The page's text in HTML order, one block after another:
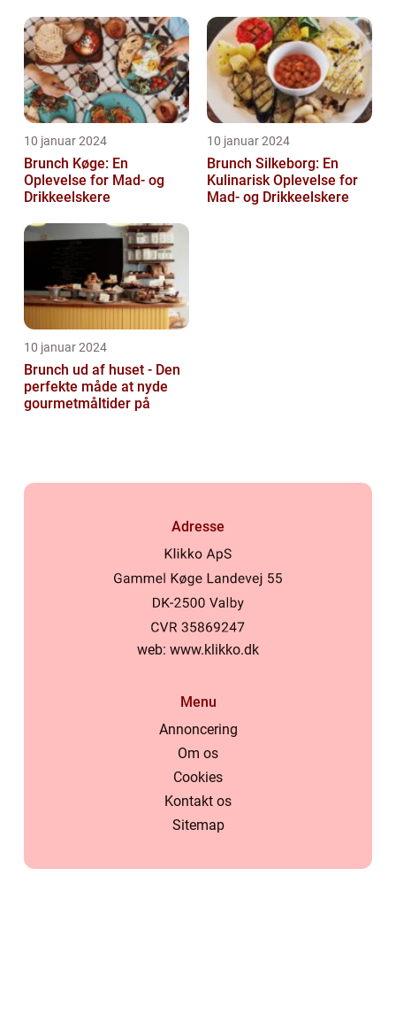
10 januar 2024
Brunch Køge: En
Oplevelse for Mad- og
Drikkeelskere
10 januar 2024
Brunch Silkeborg: En
Kulinarisk Oplevelse for
Mad- og Drikkeelskere
10 januar 2024
Brunch ud af huset - Den
perfekte måde at nyde
gourmetmåltider på
Adresse
web: www.klikko.dk
Menu
Annoncering
Om os
Cookies
Kontakt os
Sitemap